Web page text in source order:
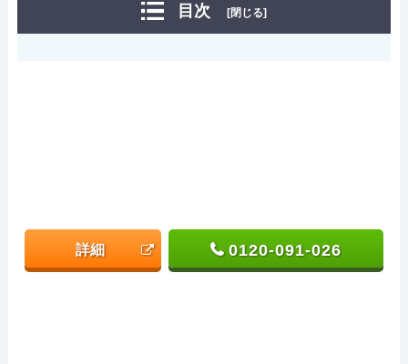
目次 [閉じる]
詳細 0120-091-026